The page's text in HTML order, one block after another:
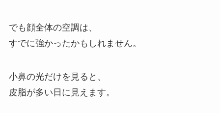
でも顔全体の空調は、
すでに強かったかもしれません。
小鼻の光だけを見ると、
皮脂が多い日に見えます。